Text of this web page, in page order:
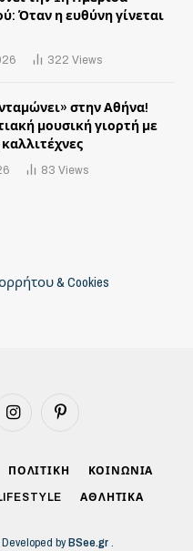
Όταν η ευθύνη γίνεται
322 Views
στην Αθήνα!
μουσική γιορτή με
83 Views
& Cookies
Instagram Pinterest
ΠΟΛΙΤΙΚΗ ΚΟΙΝΩΝΙΑ
ΑΘΛΗΤΙΚΑ
byBSee.gr.